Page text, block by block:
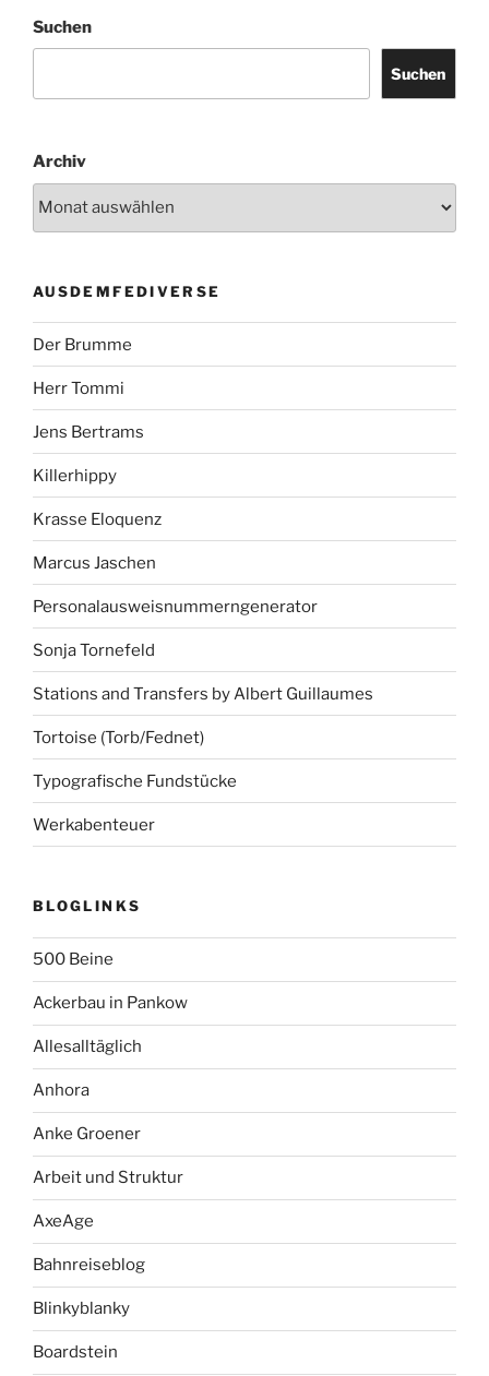
Suchen
Suchen
Archiv
AUSDEMFEDIVERSE
Der Brumme
Herr Tommi
Jens Bertrams
Killerhippy
Krasse Eloquenz
Marcus Jaschen
Personalausweisnummerngenerator
Sonja Tornefeld
Stations and Transfers by Albert Guillaumes
Tortoise (Torb/Fednet)
Typografische Fundstücke
Werkabenteuer
BLOGLINKS
500 Beine
Ackerbau in Pankow
Allesalltäglich
Anhora
Anke Groener
Arbeit und Struktur
AxeAge
Bahnreiseblog
Blinkyblanky
Boardstein